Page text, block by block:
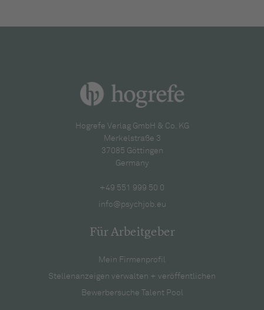
Hogrefe Verlag GmbH & Co. KG
Merkelstraße 3
37085 Göttingen
Germany
+49 551 999 50 0
info@psychjob.eu
Für Arbeitgeber
Mein Firmenprofil
Stellenanzeigen verwalten + veröffentlichen
Bewerbersuche Talent Pool